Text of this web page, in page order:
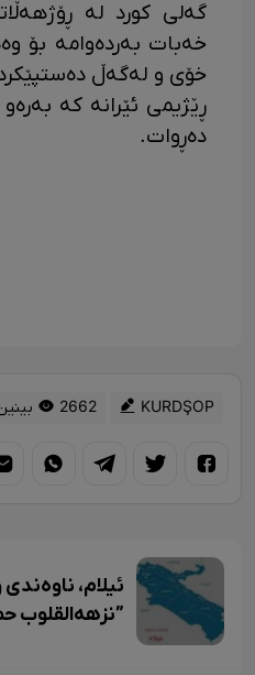
گەلی کورد لە
خەبات بەردەوامە بۆ
خۆی و لەگەڵ
ڕێژیمی ئێرانە کە
دەڕوات.
KURDŞOP 2662 بینین
ئیلام،
”نزهەالقلوب